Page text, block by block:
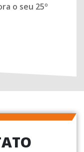
o seu 25º